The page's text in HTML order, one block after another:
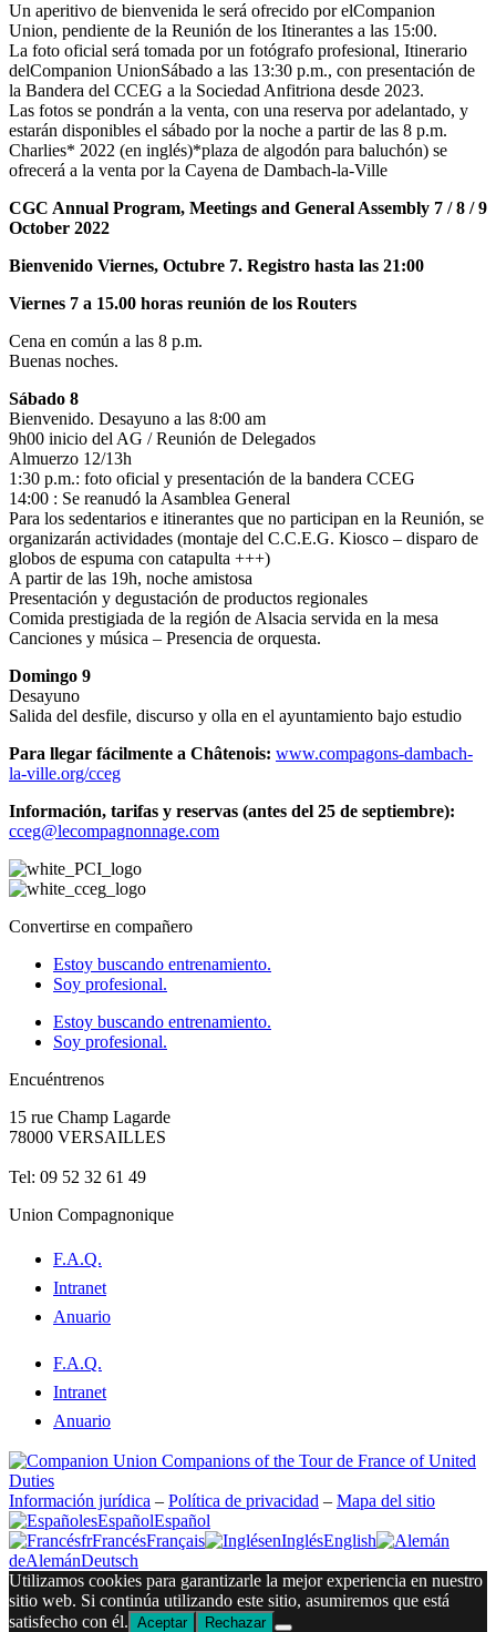
Un aperitivo de bienvenida le será ofrecido por elCompanion
Union, pendiente de la Reunión de los Itinerantes a las 15:00.
La foto oficial será tomada por un fotógrafo profesional, Itinerario
delCompanion UnionSábado a las 13:30 p.m., con presentación de
la Bandera del CCEG a la Sociedad Anfitriona desde 2023.
Las fotos se pondrán a la venta, con una reserva por adelantado, y
estarán disponibles el sábado por la noche a partir de las 8 p.m.
Charlies* 2022 (en inglés)*plaza de algodón para baluchón) se
ofrecerá a la venta por la Cayena de Dambach-la-Ville
CGC Annual Program, Meetings and General Assembly 7 / 8 / 9
October 2022
Bienvenido Viernes, Octubre 7. Registro hasta las 21:00
Viernes 7 a 15.00 horas reunión de los Routers
Cena en común a las 8 p.m.
Buenas noches.
Sábado 8
Bienvenido. Desayuno a las 8:00 am
9h00 inicio del AG / Reunión de Delegados
Almuerzo 12/13h
1:30 p.m.: foto oficial y presentación de la bandera CCEG
14:00 : Se reanudó la Asamblea General
Para los sedentarios e itinerantes que no participan en la Reunión, se
organizarán actividades (montaje del C.C.E.G. Kiosco – disparo de
globos de espuma con catapulta +++)
A partir de las 19h, noche amistosa
Presentación y degustación de productos regionales
Comida prestigiada de la región de Alsacia servida en la mesa
Canciones y música – Presencia de orquesta.
Domingo 9
Desayuno
Salida del desfile, discurso y olla en el ayuntamiento bajo estudio
Para llegar fácilmente a Châtenois: www.compagons-dambach-
la-ville.org/cceg
Información, tarifas y reservas (antes del 25 de septiembre):
cceg@lecompagnonnage.com
Convertirse en compañero
Estoy buscando entrenamiento.
Soy profesional.
Estoy buscando entrenamiento.
Soy profesional.
Encuéntrenos
15 rue Champ Lagarde
78000 VERSAILLES
Tel: 09 52 32 61 49
Union Compagnonique
F.A.Q.
Intranet
Anuario
F.A.Q.
Intranet
Anuario
Información jurídica – Política de privacidad – Mapa del sitio
esEspañolEspañol
frFrancésFrançais enInglésEnglish
deAlemánDeutsch
Utilizamos cookies para garantizarle la mejor experiencia en nuestro
sitio web. Si continúa utilizando este sitio, asumiremos que está
satisfecho con él. Aceptar Rechazar